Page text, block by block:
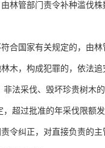
管部门责令补种滥伐株
国家有关规定的，由林
，构成犯罪的，依法追
采伐、毁坏珍贵树木的
过批准的年采伐限额发
令纠正，对直接负责的